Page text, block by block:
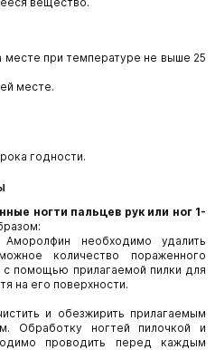
при температуре не выше 25
месте.
годности.
ногти пальцев рук или ног 1-
необходимо удалить
количество пораженного
с помощью прилагаемой пилки для
на его поверхности.
и обезжирить прилагаемым
Обработку ногтей пилочкой и
проводить перед каждым